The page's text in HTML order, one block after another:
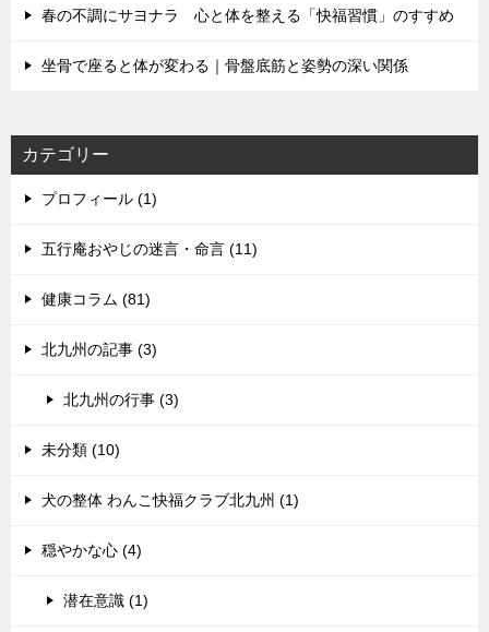
春の不調にサヨナラ 心と体を整える「快福習慣」のすすめ
坐骨で座ると体が変わる｜骨盤底筋と姿勢の深い関係
カテゴリー
プロフィール (1)
五行庵おやじの迷言・命言 (11)
健康コラム (81)
北九州の記事 (3)
北九州の行事 (3)
未分類 (10)
犬の整体 わんこ快福クラブ北九州 (1)
穏やかな心 (4)
潜在意識 (1)